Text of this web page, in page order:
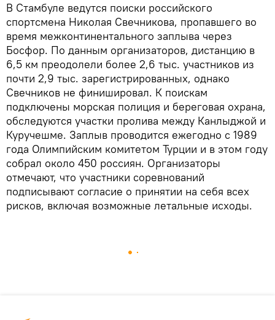
В Стамбуле ведутся поиски российского
спортсмена Николая Свечникова, пропавшего во
время межконтинентального заплыва через
Босфор. По данным организаторов, дистанцию в
6,5 км преодолели более 2,6 тыс. участников из
почти 2,9 тыс. зарегистрированных, однако
Свечников не финишировал. К поискам
подключены морская полиция и береговая охрана,
обследуются участки пролива между Канлыджой и
Куручешме. Заплыв проводится ежегодно с 1989
года Олимпийским комитетом Турции и в этом году
собрал около 450 россиян. Организаторы
отмечают, что участники соревнований
подписывают согласие о принятии на себя всех
рисков, включая возможные летальные исходы.